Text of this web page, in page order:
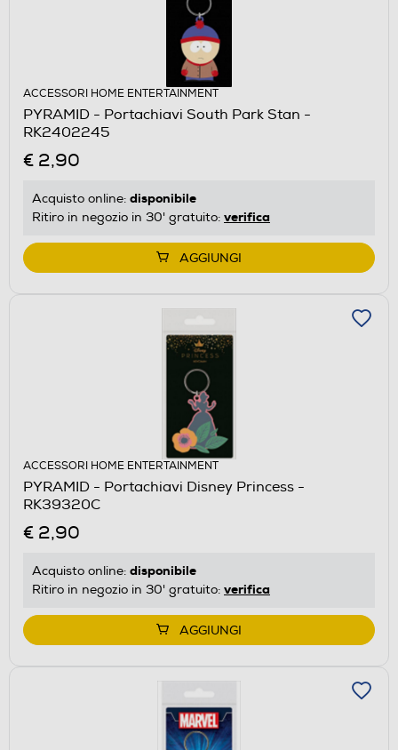
ACCESSORI HOME ENTERTAINMENT
PYRAMID - Portachiavi South Park Stan -
RK2402245
€ 2,90
Acquisto online: disponibile
Ritiro in negozio in 30' gratuito: verifica
AGGIUNGI
ACCESSORI HOME ENTERTAINMENT
PYRAMID - Portachiavi Disney Princess -
RK39320C
€ 2,90
Acquisto online: disponibile
Ritiro in negozio in 30' gratuito: verifica
AGGIUNGI